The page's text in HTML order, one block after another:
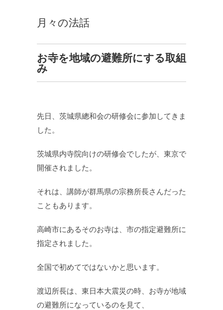
月々の法話
お寺を地域の避難所にする取組
み
先日、茨城県總和会の研修会に参加してきま
した。
茨城県内寺院向けの研修会でしたが、東京で
開催されました。
それは、講師が群馬県の宗務所長さんだった
こともあります。
高崎市にあるそのお寺は、市の指定避難所に
指定されました。
全国で初めてではないかと思います。
渡辺所長は、東日本大震災の時、お寺が地域
の避難所になっているのを見て、